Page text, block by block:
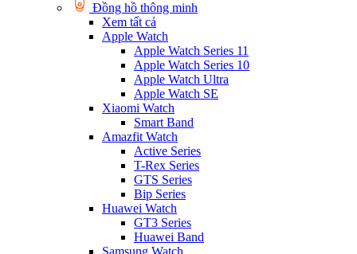
Đồng hồ thông minh
Xem tất cả
Apple Watch
Apple Watch Series 11
Apple Watch Series 10
Apple Watch Ultra
Apple Watch SE
Xiaomi Watch
Smart Band
Amazfit Watch
Active Series
T-Rex Series
GTS Series
Bip Series
Huawei Watch
GT3 Series
Huawei Band
Samsung Watch